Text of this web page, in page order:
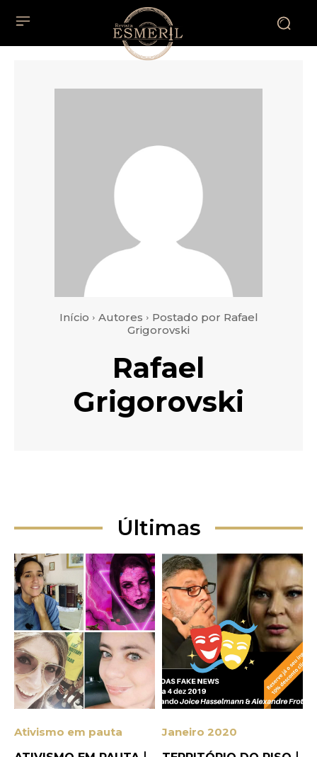
Início Autores
Postado por Rafael
Grigorovski
Rafael
Grigorovski
Últimas
Ativismo em pauta
Janeiro 2020